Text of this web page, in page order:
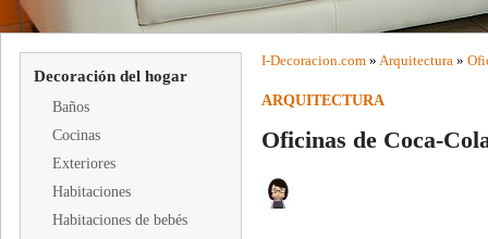
Decoración del hogar
Baños
Cocinas
Exteriores
Habitaciones
Habitaciones de bebés
I-Decoracion.com » Arquitectura »
ARQUITECTURA
Oficinas de Coca-